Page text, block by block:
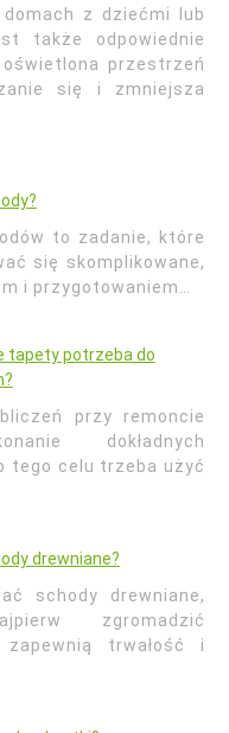
z dziećmi lub
także odpowiednie
przestrzeń
się i zmniejsza
to zadanie, które
się skomplikowane,
i przygotowaniem…
tapety potrzeba do
przy remoncie
dokładnych
tego celu trzeba użyć
drewniane?
schody drewniane,
zgromadzić
zapewnią trwałość i